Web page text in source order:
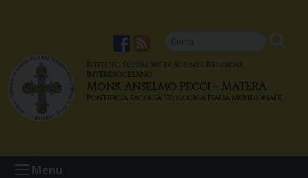
t
Istituto Superiore di Scienze Religiose
Interdiocesano
Mons. Anselmo Pecci – MATERA
Menu